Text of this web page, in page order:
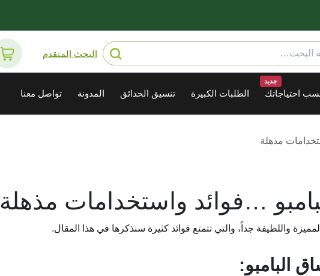
البحث المتقدم
جديد
احتياجاتك الطلبات الكبيرة تنسيق الحدائق المدونة تواصل معنا
مذهلة
…فوائد واستخدامات مذهلة
واللطيفة جداً، والتي تتمتع فوائد كثيرة سنذكرها في هذا المقال.
البامبو: